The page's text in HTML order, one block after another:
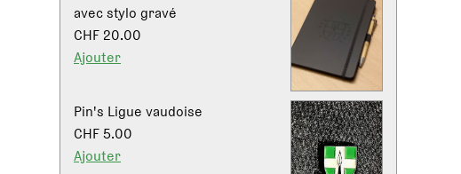
avec stylo gravé
CHF 20.00
Ajouter
Pin's Ligue vaudoise
CHF 5.00
Ajouter